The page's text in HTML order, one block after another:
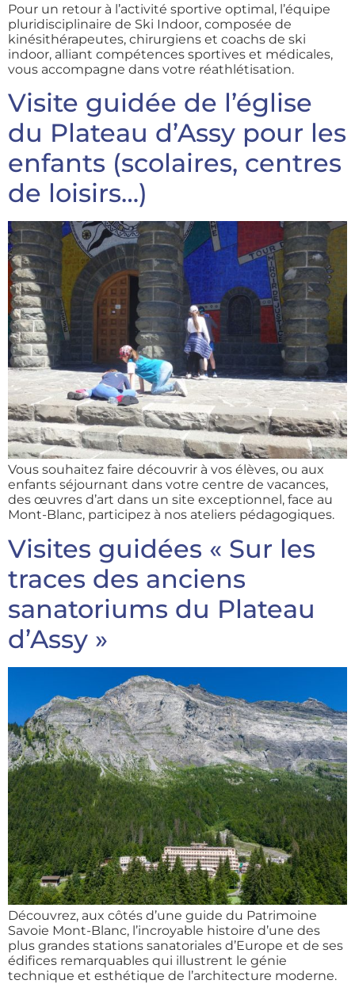
Pour un retour à l’activité sportive optimal, l’équipe
pluridisciplinaire de Ski Indoor, composée de
kinésithérapeutes, chirurgiens et coachs de ski
indoor, alliant compétences sportives et médicales,
vous accompagne dans votre réathlétisation.
Visite guidée de l’église
du Plateau d’Assy pour les
enfants (scolaires, centres
de loisirs…)
Vous souhaitez faire découvrir à vos élèves, ou aux
enfants séjournant dans votre centre de vacances,
des œuvres d’art dans un site exceptionnel, face au
Mont-Blanc, participez à nos ateliers pédagogiques.
Visites guidées « Sur les
traces des anciens
sanatoriums du Plateau
d’Assy »
Découvrez, aux côtés d’une guide du Patrimoine
Savoie Mont-Blanc, l’incroyable histoire d’une des
plus grandes stations sanatoriales d’Europe et de ses
édifices remarquables qui illustrent le génie
technique et esthétique de l’architecture moderne.